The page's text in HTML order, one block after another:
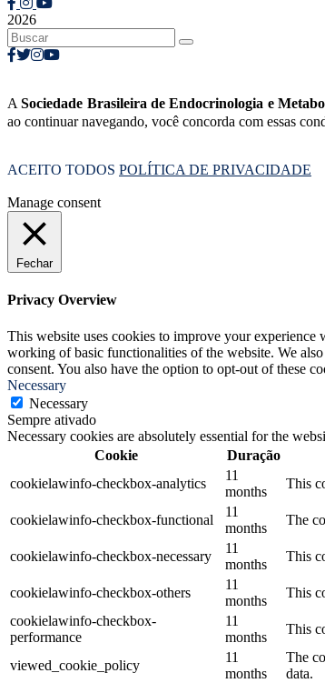
2026
ASociedade Brasileira de Endocrinologia e
ao continuar navegando, você concorda com essas
ACEITO TODOS POLÍTICA DE PRIVACIDADE
Manage consent
Fechar
Privacy Overview
This website uses cookies to improve your experience
working of basic functionalities of the website. We
consent. You also have the option to opt-out of these
Necessary
Necessary
Sempre ativado
Necessary cookies are absolutely essential for the
Cookie
Duração
cookielawinfo-checkbox-analytics
11
months
This
cookielawinfo-checkbox-functional
11
months
The
cookielawinfo-checkbox-necessary
11
months
This
cookielawinfo-checkbox-others
11
months
This
cookielawinfo-checkbox-
performance
11
months
This
viewed_cookie_policy
11
months
The
data.